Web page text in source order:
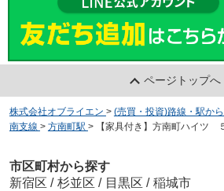
ページトップへ
株式会社オブライエン > (売買・投資)路線・駅か
南支線 > 方南町駅 > 【家具付き】方南町ハイツ
市区町村から探す
新宿区 / 杉並区 / 目黒区 / 稲城市